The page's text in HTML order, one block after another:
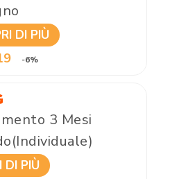
DI PIÙ
-6%
3 Mesi
DI PIÙ